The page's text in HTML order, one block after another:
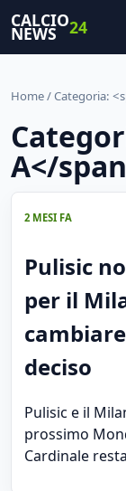
CALCIO
NEWS 24
Home/ Categoria:
A</
2 MESI FA
Pulisic
per il
deciso
Pulisic e il
prossimo
Cardinale